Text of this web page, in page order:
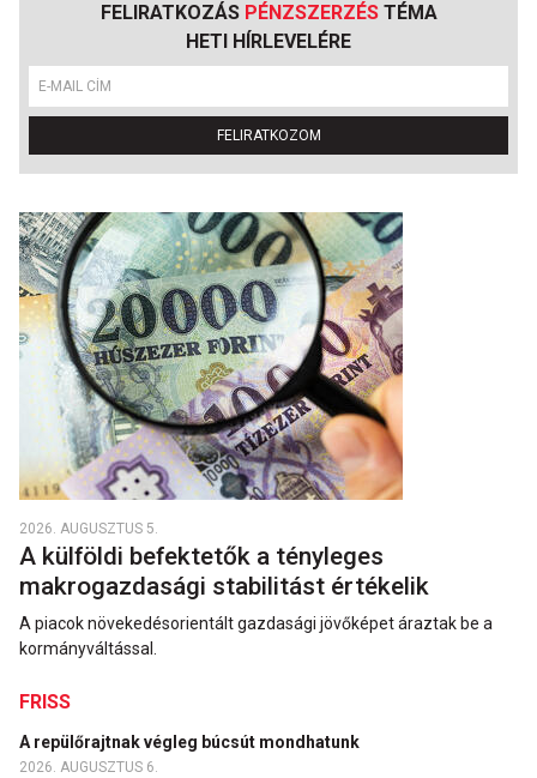
FELIRATKOZÁS PÉNZSZERZÉSTÉMA
HETI HÍRLEVELÉRE
FELIRATKOZOM
2026. AUGUSZTUS 5.
A külföldi befektetők a tényleges
makrogazdasági stabilitást értékelik
A piacok növekedésorientált gazdasági jövőképet áraztak be a
kormányváltással.
FRISS
A repülőrajtnak végleg búcsút mondhatunk
2026. AUGUSZTUS 6.